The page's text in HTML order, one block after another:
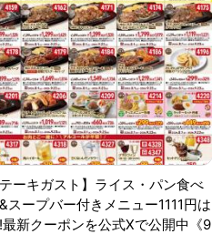
テーキガスト】ライス・パン食べ
スープバー付きメニュー1111円は
最新クーポンを公式Xで公開中《9